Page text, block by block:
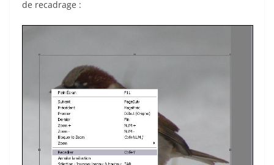
de recadrage :